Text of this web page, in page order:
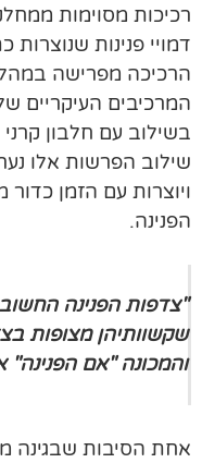
רכיכות מסוימות
דמויי פנינות
הרכיכה מפרישה
שילוב הפרשות אלו
ויוצרות עם הזמן כדור
הפנינה.
"צדפות הפנינה
שקשוותיהן מצופות
והמכונה "אם הפנינה"
אחת הסיבות שבגינה